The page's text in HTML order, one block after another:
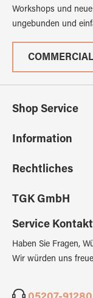
Workshops und
ungebunden und
Shop Service
Information
Rechtliches
TGK GmbH
Service Kontakt
Haben Sie Fragen,
Wir würden uns